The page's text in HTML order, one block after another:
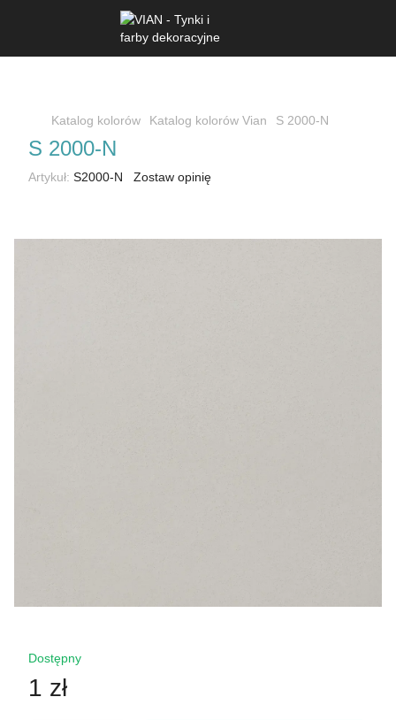
Katalog kolorów Katalog kolorów Vian S 2000-N
S 2000-N
Artykuł: S2000-N Zostaw opinię
Dostępny
1 zł